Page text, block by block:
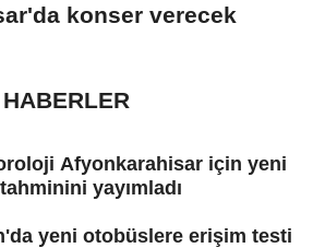
konser verecek
Afyonkarahisar için yeni
yayımladı
yeni otobüslere erişim testi